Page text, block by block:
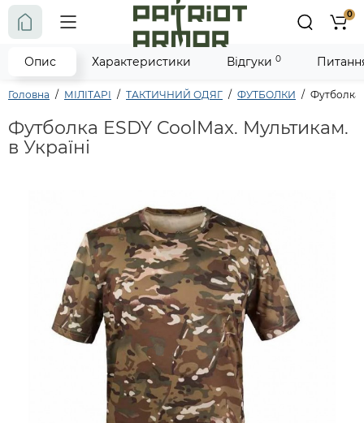
0
Головна МІЛІТАРІ ТАКТИЧНИЙ ОДЯГ ФУТБОЛКИ Футболка
Футболка ESDY CoolMax. Мультикам.
в Україні
Опис Характеристики Відгуки 0